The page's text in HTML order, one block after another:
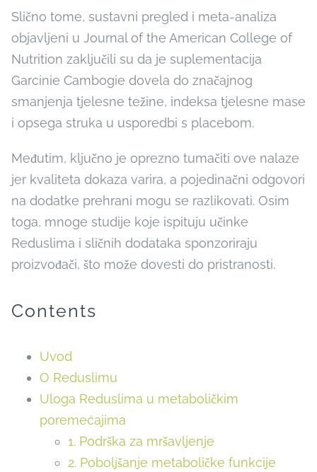
Slično tome, sustavni pregled i meta-analiza
objavljeni u Journal of the American College of
Nutrition zaključili su da je suplementacija
Garcinie Cambogie dovela do značajnog
smanjenja tjelesne težine, indeksa tjelesne mase
i opsega struka u usporedbi s placebom.
Međutim, ključno je oprezno tumačiti ove nalaze
jer kvaliteta dokaza varira, a pojedinačni odgovori
na dodatke prehrani mogu se razlikovati. Osim
toga, mnoge studije koje ispituju učinke
Reduslima i sličnih dodataka sponzoriraju
proizvođači, što može dovesti do pristranosti.
Contents
Uvod
O Reduslimu
Uloga Reduslima u metaboličkim
poremećajima
1. Podrška za mršavljenje
2. Poboljšanje metaboličke funkcije